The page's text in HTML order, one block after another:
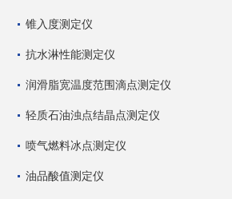
锥入度测定仪
抗水淋性能测定仪
润滑脂宽温度范围滴点测定仪
轻质石油浊点结晶点测定仪
喷气燃料冰点测定仪
油品酸值测定仪